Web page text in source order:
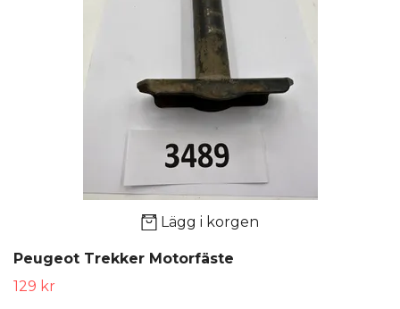
Lägg i korgen
Peugeot Trekker Motorfäste
129 kr